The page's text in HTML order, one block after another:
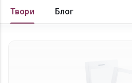
Твори Блог